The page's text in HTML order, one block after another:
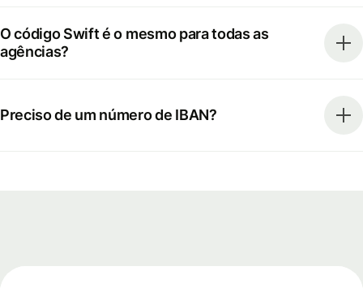
O código Swift é o mesmo para todas as
agências?
Preciso de um número de IBAN?